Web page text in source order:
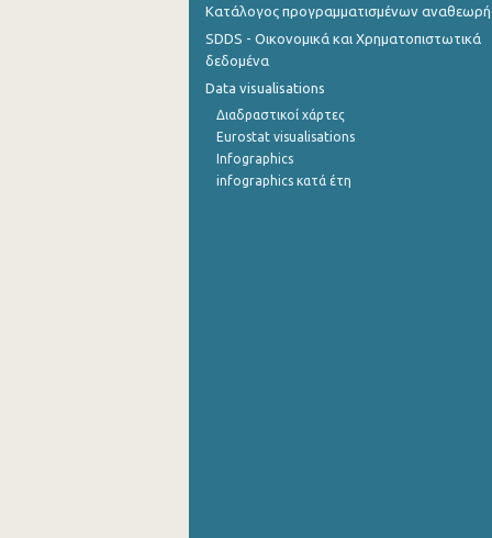
1o Τρίμηνο 2013
4o Τρίμηνο 2012
3o Τρίμηνο 2012
2o Τρίμηνο 2012
Κατάλογος προγραμματισμένων
SDDS - Οικονομικά και Χρηματοπιστωτικά
δεδομένα
Data visualisations
Διαδραστικοί χάρτες
Eurostat visualisations
Infographics
infographics κατά έτη